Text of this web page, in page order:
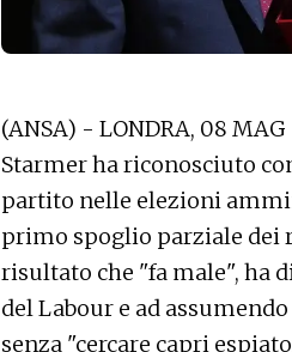
(ANSA) - LONDRA, 08
Starmer ha riconosciuto
partito nelle elezioni
primo spoglio parziale dei
risultato che "fa male", ha
del Labour e ad
senza "cercare capri